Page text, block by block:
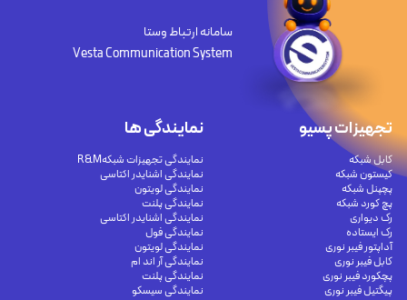
سامانه ارتباط وستا
Vesta Communication System
تجهیزات پسیو
کابل شبکه
کیستون شبکه
پچپنل شبکه
پچ کورد شبکه
رک دیواری
رک ایستاده
آداپتور فیبر نوری
کابل فیبر نوری
پچکورد فیبر نوری
پیگتیل فیبر نوری
نمایندگی ها
نمایندگی تجهیزات شبکهR&M
نمایندگی اشنایدر اکتاسی
نمایندگی لویتون
نمایندگی پلنت
نمایندگی اشنایدر اکتاسی
نمایندگی فول
نمایندگی لویتون
نمایندگی آر اند ام
نمایندگی پلنت
نمایندگی سیسکو